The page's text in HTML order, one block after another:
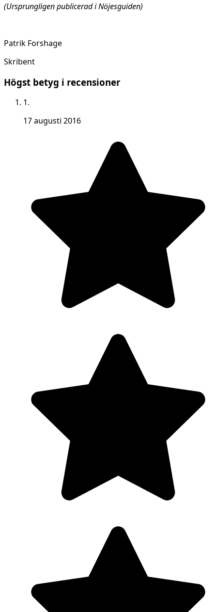
(Ursprungligen publicerad i Nöjesguiden)
Patrik Forshage
Skribent
Högst betyg i recensioner
1.
17 augusti 2016